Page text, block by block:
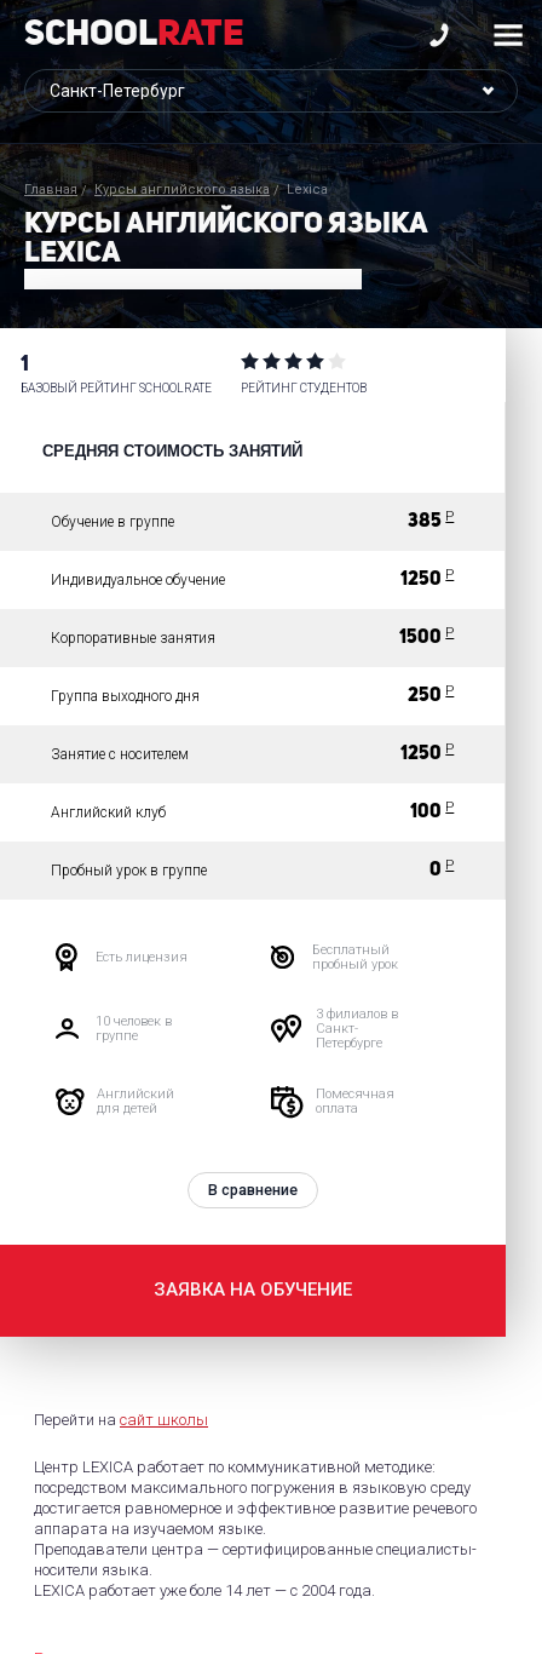
School Rate
Главная Курсы английского языка Lexica
КУРСЫ АНГЛИЙСКОГО ЯЗЫКА
LEXICA
1
БАЗОВЫЙ РЕЙТИНГ SCHOOLRATE РЕЙТИНГ СТУДЕНТОВ
СРЕДНЯЯ СТОИМОСТЬ ЗАНЯТИЙ
Обучение в группе 385 Р
Индивидуальное обучение 1250 Р
Корпоративные занятия 1500 Р
Группа выходного дня 250 Р
Занятие с носителем 1250 Р
Английский клуб 100 Р
Пробный урок в группе 0 P
Есть лицензия
Бесплатный
пробный урок
10 человек в
группе
3 филиалов в
Санкт-
Петербурге
Английский
для детей
Помесячная
оплата
ЗАЯВКА НА ОБУЧЕНИЕ
В сравнение
Перейти на сайт школы
Центр LEXICA работает по коммуникативной методике:
посредством максимального погружения в языковую среду
достигается равномерное и эффективное развитие речевого
аппарата на изучаемом языке.
Преподаватели центра — сертифицированные специалисты-
носители языка.
LEXICA работает уже боле 14 лет — c 2004 года.